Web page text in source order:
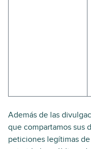
Además de las
que compartamos sus
peticiones legítimas